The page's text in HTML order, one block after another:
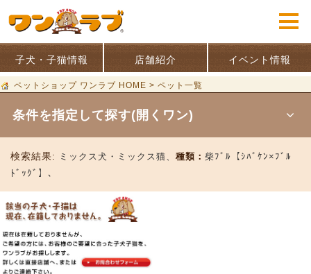
子犬・子猫情報 店舗紹介 イベント情報
ペットショップ ワンラブ HOME > ペット一覧
条件を指定して探す(開くワン)
検索結果: ミックス犬・ミックス猫、 種類： 柴ﾌﾞﾙ【ｼﾊﾞｹﾝ×ﾌﾞﾙ
ﾄﾞｯｸﾞ】、